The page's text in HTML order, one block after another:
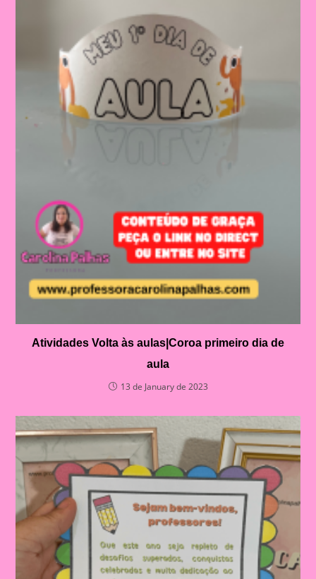
Atividades Volta às aulas|Coroa primeiro dia de
aula
13 de January de 2023